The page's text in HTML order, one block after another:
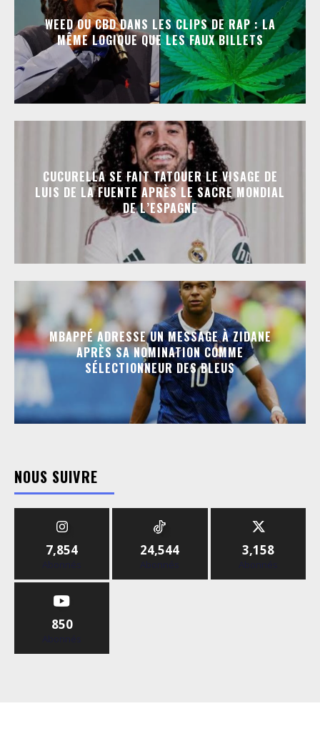
WEED OU CBD DANS LES CLIPS DE RAP : LA
MÊME LOGIQUE QUE LES FAUX BILLETS
CUCURELLA SE FAIT TATOUER LE VISAGE DE
LUIS DE LA FUENTE APRÈS LE SACRE MONDIAL
DE L’ESPAGNE
MBAPPÉ ADRESSE UN MESSAGE À ZIDANE
APRÈS SA NOMINATION COMME
SÉLECTIONNEUR DES BLEUS
NOUS SUIVRE
7,854
Abonnés
24,544
Abonnés
3,158
Abonnés
850
Abonnés